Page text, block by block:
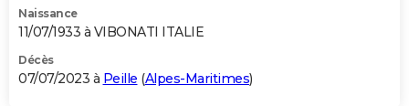
Dictionnaire
Biographies
Citations
Expressions
Proverbes
PROGRAMME TV
S'inscrire
Se connecter
Lycées
Collèges
Primaires
Universités
Entreprises
Service militaire
Avis de recherche
AVIS DE DÉCÈS
Naissance
11/07/1933 à VIBONATI ITALIE
Décès
07/07/2023 à Peille (Alpes-Maritimes)